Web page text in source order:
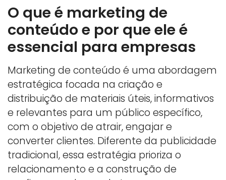
O que é marketing de
conteúdo e por que ele é
essencial para empresas
Marketing de conteúdo é uma abordagem
estratégica focada na criação e
distribuição de materiais úteis, informativos
e relevantes para um público específico,
com o objetivo de atrair, engajar e
converter clientes. Diferente da publicidade
tradicional, essa estratégia prioriza o
relacionamento e a construção de